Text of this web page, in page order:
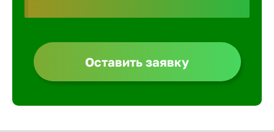
Оставить заявку